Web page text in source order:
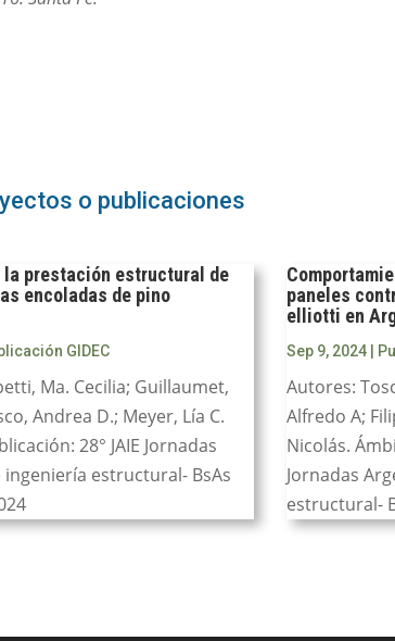
o publicaciones
la prestación estructural de
encoladas de pino
GIDEC
Ma. Cecilia; Guillaumet,
Andrea D.; Meyer, Lía C.
28° JAIE Jornadas
estructural- BsAs
paneles
elliotti en
Sep 9, 2024
Autores:
Alfredo A;
Nicolás.
Jornadas
estructural-